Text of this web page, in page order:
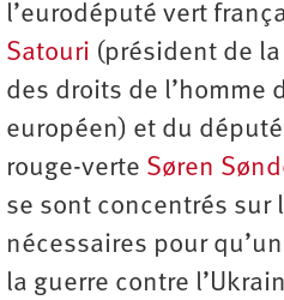
l’eurodéputé vert
Satouri (président de
des droits de l’homme
européen) et du
rouge-verte Søren
se sont concentrés sur
nécessaires pour
la guerre contre